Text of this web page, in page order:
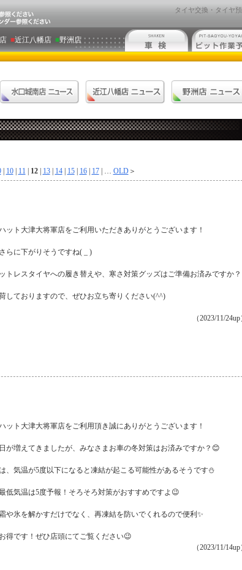
タイヤ交換・タイヤ
■近江八幡店 ■野洲店
| 10| 11 12| 13| 14| 15| 16| 17| … OLD＞
ット大津大将軍店をご利用いただきありがとうございます！
らに下がりそうですね( _ )
トレスタイヤへの履き替えや、寒さ対策グッズはご準備お済みですか？
しておりますので、ぜひお立ち寄りください(^^)
（2023/11/
ット大津大将軍店をご利用頂き誠にありがとうございます！
が増えてきましたが、みなさまお車の冬対策はお済みですか？😊
、気温が5度以下になると凍結が起こる可能性があるそうです⛄
低気温は5度予報！そろそろ対策がおすすめですよ😉
や氷を解かすだけでなく、再凍結を防いでくれるので便利✨
得です！ぜひ店頭にてご覧ください😉
（2023/11/